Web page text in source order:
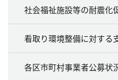
社会福祉施設等の耐震化
看取り環境整備に対する
各区市町村事業者公募状